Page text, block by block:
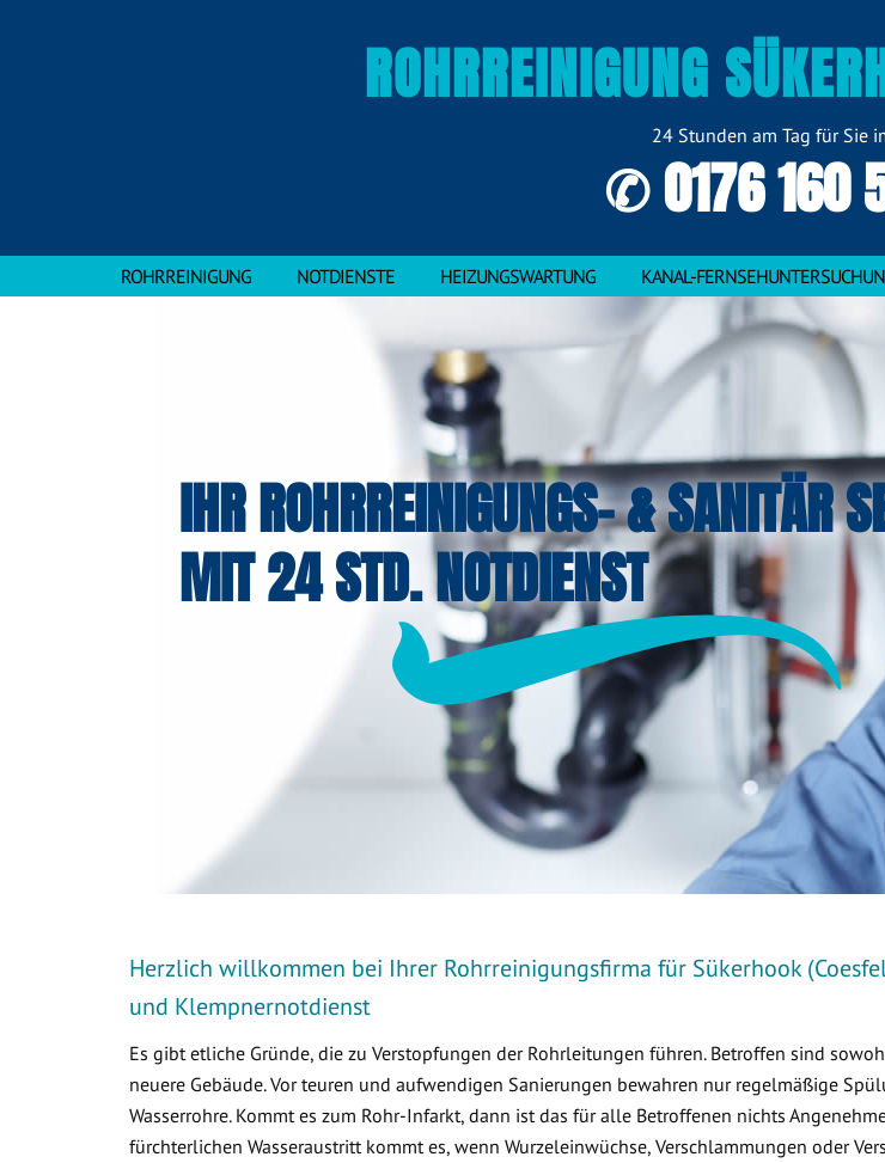
ROHRREINIGUNG
24 Stunden am Tag für Sie
✆ 0176 160
ROHRREINIGUNG NOTDIENSTE HEIZUNGSWARTUNG KANAL-
IHR ROHRREINIGUNGS- & SANITÄR
MIT 24 STD. NOTDIENST
Herzlich willkommen bei Ihrer Rohrreinigungsfirma für Sükerhook
und Klempnernotdienst
Es gibt etliche Gründe, die zu Verstopfungen der Rohrleitungen führen. Betroffen sind
neuere Gebäude. Vor teuren und aufwendigen Sanierungen bewahren nur regelmäßige
Wasserrohre. Kommt es zum Rohr-Infarkt, dann ist das für alle Betroffenen nichts
fürchterlichen Wasseraustritt kommt es, wenn Wurzeleinwüchse, Verschlammungen oder